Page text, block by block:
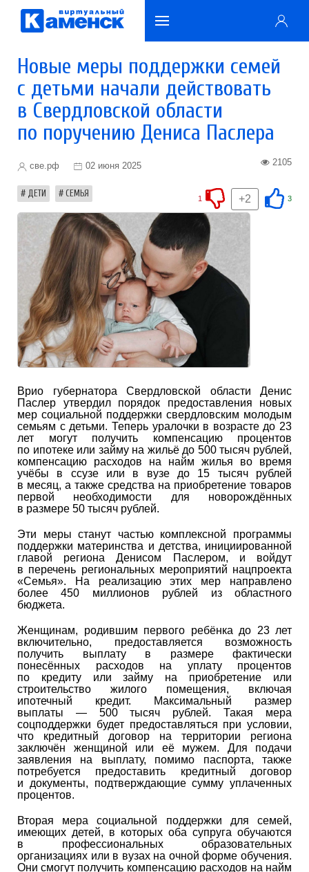
Новые меры поддержки семей
с детьми начали действовать
в Свердловской области
по поручению Дениса Паслера
све.рф 02 июня 2025 2105
ДЕТИ СЕМЬЯ 3
+2
1
Врио губернатора Свердловской области Денис
Паслер утвердил порядок предоставления новых
мер социальной поддержки свердловским молодым
семьям с детьми. Теперь уралочки в возрасте до 23
лет могут получить компенсацию процентов
по ипотеке или займу на жильё до 500 тысяч рублей,
компенсацию расходов на найм жилья во время
учёбы в ссузе или в вузе до 15 тысяч рублей
в месяц, а также средства на приобретение товаров
первой необходимости для новорождённых
в размере 50 тысяч рублей.
Эти меры станут частью комплексной программы
поддержки материнства и детства, инициированной
главой региона Денисом Паслером, и войдут
в перечень региональных мероприятий нацпроекта
«Семья». На реализацию этих мер направлено
более 450 миллионов рублей из областного
бюджета.
Женщинам, родившим первого ребёнка до 23 лет
включительно, предоставляется возможность
получить выплату в размере фактически
понесённых расходов на уплату процентов
по кредиту или займу на приобретение или
строительство жилого помещения, включая
ипотечный кредит. Максимальный размер
выплаты — 500 тысяч рублей. Такая мера
соцподдержки будет предоставляться при условии,
что кредитный договор на территории региона
заключён женщиной или её мужем. Для подачи
заявления на выплату, помимо паспорта, также
потребуется предоставить кредитный договор
и документы, подтверждающие сумму уплаченных
процентов.
Вторая мера социальной поддержки для семей,
имеющих детей, в которых оба супруга обучаются
в профессиональных образовательных
организациях или в вузах на очной форме обучения.
Они смогут получить компенсацию расходов на найм